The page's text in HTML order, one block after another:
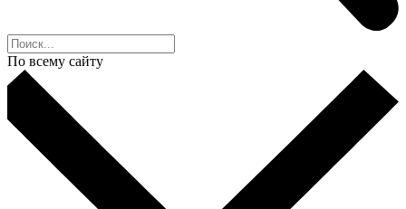
По всему сайту